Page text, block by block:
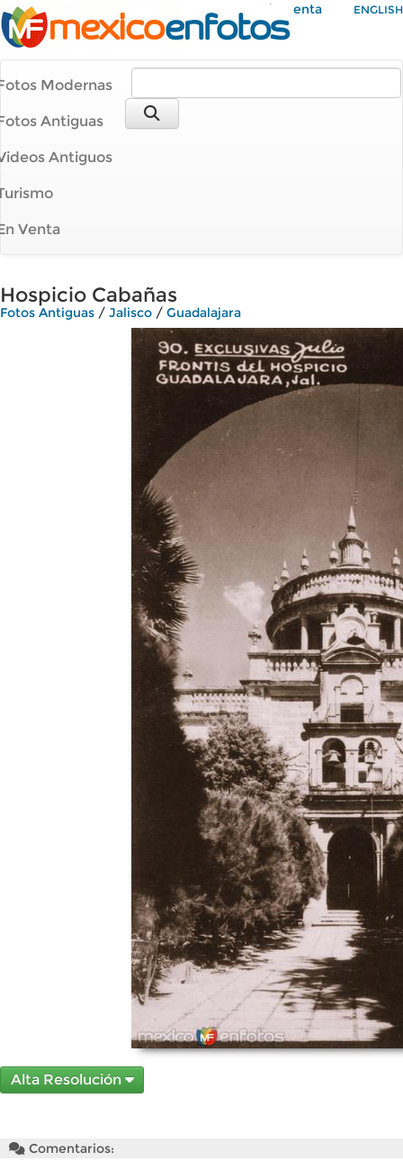
Mi Cuenta ENGLISH
Modernas
Antiguas
Antiguos
Venta
Hospicio Cabañas
Fotos Antiguas / Jalisco / Guadalajara
Alta Resolución
Comentarios: